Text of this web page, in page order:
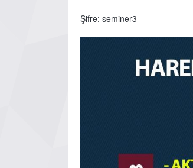
Şifre: seminer3